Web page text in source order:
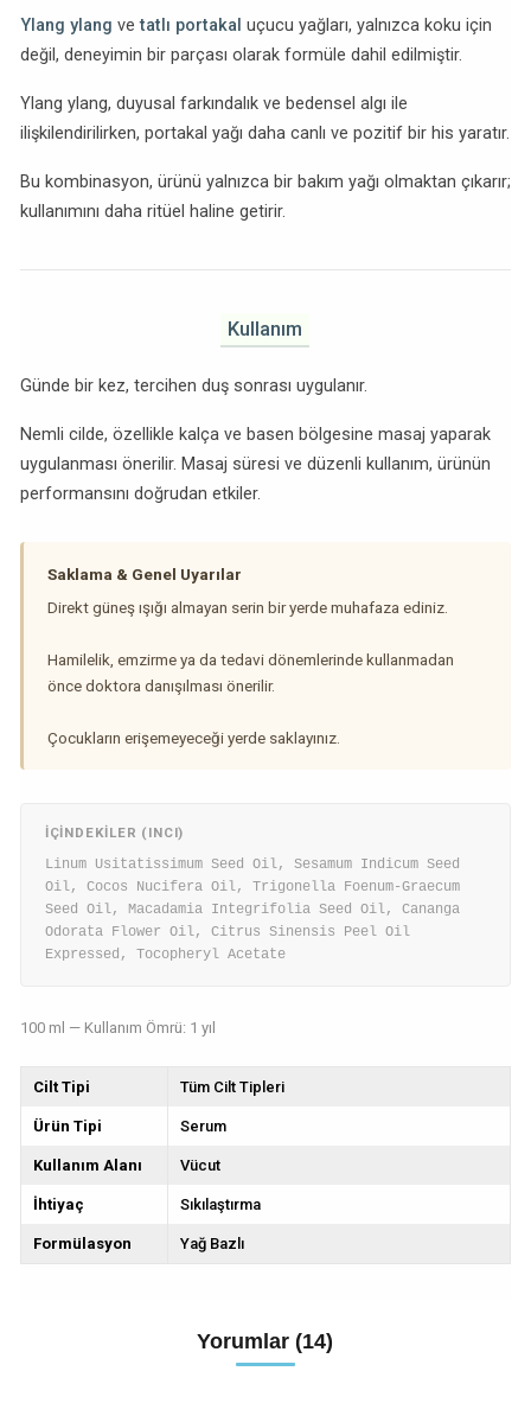
Ylang ylang vetatlı portakal uçucu yağları, yalnızca koku için
değil, deneyimin bir parçası olarak formüle dahil edilmiştir.
Ylang ylang, duyusal farkındalık ve bedensel algı ile
ilişkilendirilirken, portakal yağı daha canlı ve pozitif bir his yaratır.
Bu kombinasyon, ürünü yalnızca bir bakım yağı olmaktan çıkarır;
kullanımını daha ritüel haline getirir.
Kullanım
Günde bir kez, tercihen duş sonrası uygulanır.
Nemli cilde, özellikle kalça ve basen bölgesine masaj yaparak
uygulanması önerilir. Masaj süresi ve düzenli kullanım, ürünün
performansını doğrudan etkiler.
Saklama & Genel Uyarılar
Direkt güneş ışığı almayan serin bir yerde muhafaza ediniz.
Hamilelik, emzirme ya da tedavi dönemlerinde kullanmadan
önce doktora danışılması önerilir.
Çocukların erişemeyeceği yerde saklayınız.
İÇINDEKILER (INCI)
Linum Usitatissimum Seed Oil, Sesamum Indicum Seed
Oil, Cocos Nucifera Oil, Trigonella Foenum-Graecum
Seed Oil, Macadamia Integrifolia Seed Oil, Cananga
Odorata Flower Oil, Citrus Sinensis Peel Oil
Expressed, Tocopheryl Acetate
100 ml — Kullanım Ömrü: 1 yıl
Cilt Tipi Tüm Cilt Tipleri
Ürün Tipi Serum
Kullanım Alanı Vücut
İhtiyaç Sıkılaştırma
Formülasyon Yağ Bazlı
Yorumlar (14)